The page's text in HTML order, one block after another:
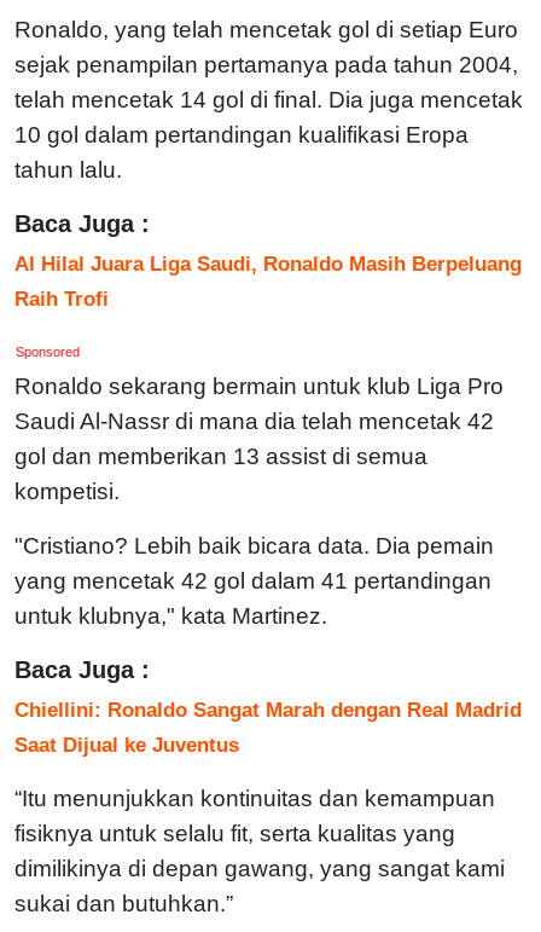
Ronaldo, yang telah mencetak gol di setiap Euro
sejak penampilan pertamanya pada tahun 2004,
telah mencetak 14 gol di final. Dia juga mencetak
10 gol dalam pertandingan kualifikasi Eropa
tahun lalu.
Baca Juga :
Al Hilal Juara Liga Saudi, Ronaldo Masih Berpeluang
Raih Trofi
Sponsored
Ronaldo sekarang bermain untuk klub Liga Pro
Saudi Al-Nassr di mana dia telah mencetak 42
gol dan memberikan 13 assist di semua
kompetisi.
"Cristiano? Lebih baik bicara data. Dia pemain
yang mencetak 42 gol dalam 41 pertandingan
untuk klubnya," kata Martinez.
Baca Juga :
Chiellini: Ronaldo Sangat Marah dengan Real Madrid
Saat Dijual ke Juventus
“Itu menunjukkan kontinuitas dan kemampuan
fisiknya untuk selalu fit, serta kualitas yang
dimilikinya di depan gawang, yang sangat kami
sukai dan butuhkan.”